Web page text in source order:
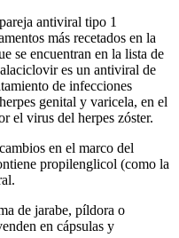
antiviral tipo 1
más recetados en la
se encuentran en la lista de
es un antiviral de
de infecciones
genital y varicela, en el
el virus del herpes zóster.
en el marco del
propilenglicol (como la
de jarabe, píldora o
en cápsulas y